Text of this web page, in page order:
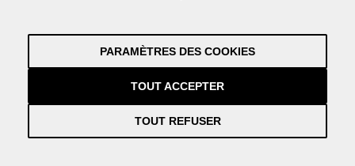
Politique de Confidentialité
PARAMÈTRES DES COOKIES
TOUT REFUSER
TOUT ACCEPTER